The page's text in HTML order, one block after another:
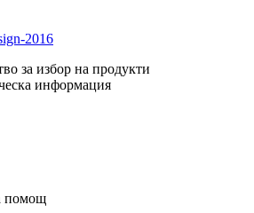
за избор на продукти
информация
помощ